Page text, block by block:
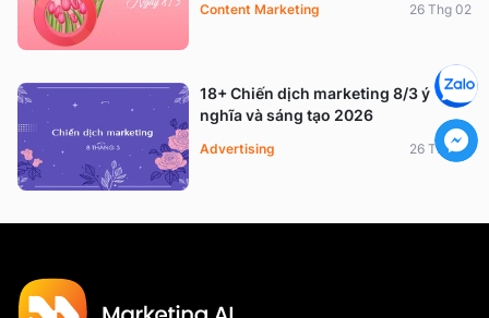
Content Marketing 26 Thg 02
18+ Chiến dịch marketing 8/3 ý
nghĩa và sáng tạo 2026
Advertising 26 Thg 02